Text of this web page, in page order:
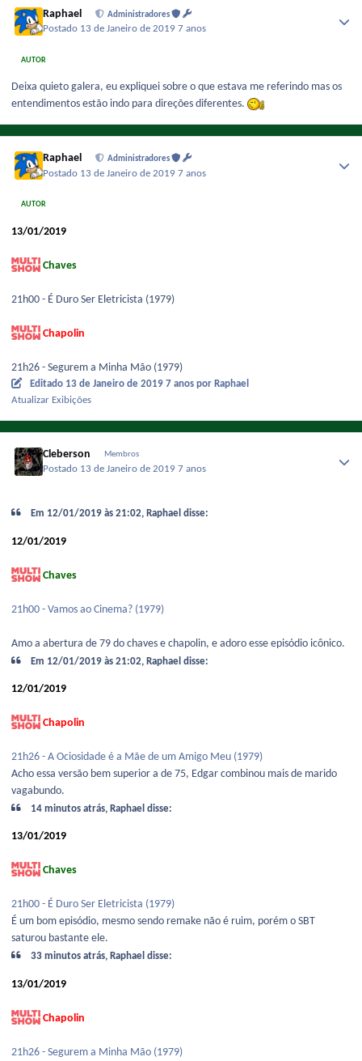
Raphael Administradores
Postado 13 de Janeiro de 2019 7 anos
AUTOR
Deixa quieto galera, eu expliquei sobre o que estava me referindo mas os
entendimentos estão indo para direções diferentes.
Raphael Administradores
Postado 13 de Janeiro de 20197 anos
AUTOR
13/01/2019
Chaves
21h00 - É Duro Ser Eletricista (1979)
Chapolin
21h26 - Segurem a Minha Mão (1979)
Editado 13 de Janeiro de 2019 7 anos por Raphael
Atualizar Exibições
Cleberson Membros
Postado 13 de Janeiro de 2019 7 anos
Em 12/01/2019 às 21:02, Raphael disse:
12/01/2019
Chaves
21h00 - Vamos ao Cinema? (1979)
Amo a abertura de 79 do chaves e chapolin, e adoro esse episódio icônico.
Em 12/01/2019 às 21:02, Raphael disse:
12/01/2019
Chapolin
21h26 - A Ociosidade é a Mãe de um Amigo Meu (1979)
Acho essa versão bem superior a de 75, Edgar combinou mais de marido
vagabundo.
14 minutos atrás, Raphael disse:
13/01/2019
Chaves
21h00 - É Duro Ser Eletricista (1979)
É um bom episódio, mesmo sendo remake não é ruim, porém o SBT
saturou bastante ele.
33 minutos atrás, Raphael disse:
13/01/2019
Chapolin
21h26 - Segurem a Minha Mão (1979)